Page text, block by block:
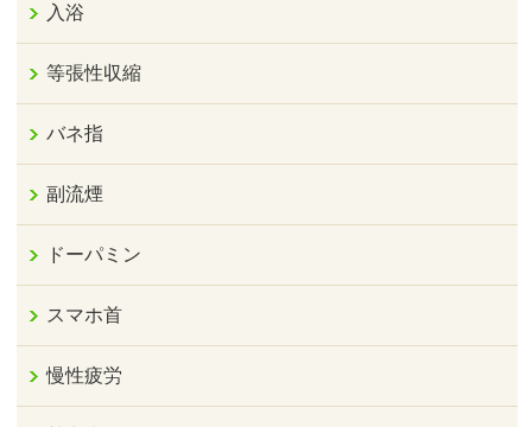
入浴
等張性収縮
バネ指
副流煙
ドーパミン
スマホ首
慢性疲労